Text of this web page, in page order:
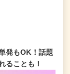
発もOK！話題
ることも！